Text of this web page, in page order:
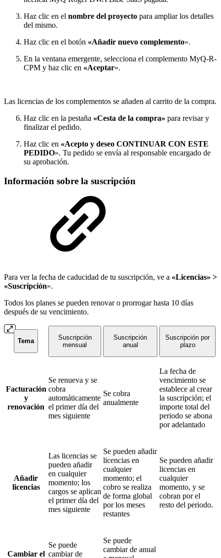
Haz clic en el nombre del proyecto para ampliar los detalles
del mismo.
Haz clic en el botón «Añadir nuevo complemento».
En la ventana emergente, selecciona el complemento MyQ-R-
CPM y haz clic en «Aceptar».
Las licencias de los complementos se añaden al carrito de la compra.
Haz clic en la pestaña «Cesta de la compra» para revisar y
finalizar el pedido.
Haz clic en «Acepto y deseo CONTINUAR CON ESTE
PEDIDO». Tu pedido se envía al responsable encargado de
su aprobación.
Información sobre la suscripción
Para ver la fecha de caducidad de tu suscripción, ve a «Licencias» >
«Suscripción».
Todos los planes se pueden renovar o prorrogar hasta 10 días
después de su vencimiento.
Tema
Suscripción
mensual
Suscripción
anual
Suscripción por
plazo
Facturación
y
renovación
Se renueva y se
cobra
automáticamente
el primer día del
mes siguiente
Se cobra
anualmente
La fecha de
vencimiento se
establece al crear
la suscripción; el
importe total del
periodo se abona
por adelantado
Añadir
licencias
Las licencias se
pueden añadir
en cualquier
momento; los
cargos se aplican
el primer día del
mes siguiente
Se pueden añadir
licencias en
cualquier
momento; el
cobro se realiza
de forma global
por los meses
restantes
Se pueden añadir
licencias en
cualquier
momento, y se
cobran por el
resto del periodo.
Cambiar el
Se puede
cambiar de
Se puede
cambiar de anual